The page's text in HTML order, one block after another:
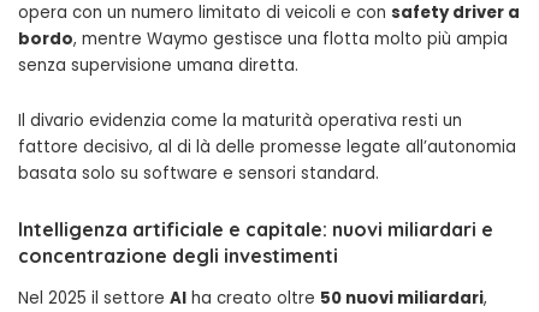
opera con un numero limitato di veicoli e con safety driver a
bordo, mentre Waymo gestisce una flotta molto più ampia
senza supervisione umana diretta.
Il divario evidenzia come la maturità operativa resti un
fattore decisivo, al di là delle promesse legate all’autonomia
basata solo su software e sensori standard.
Intelligenza artificiale e capitale: nuovi miliardari e
concentrazione degli investimenti
Nel 2025 il settore AI ha creato oltre 50 nuovi miliardari,